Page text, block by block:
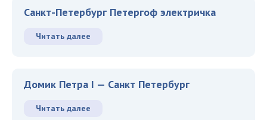
Санкт-Петербург Петергоф электричка
Читать далее
Домик Петра I — Санкт Петербург
Читать далее